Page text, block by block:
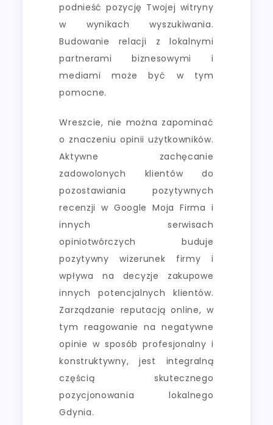
podnieść pozycję Twojej witryny
w wynikach wyszukiwania.
Budowanie relacji z lokalnymi
partnerami biznesowymi i
mediami może być w tym
pomocne.
Wreszcie, nie można zapominać
o znaczeniu opinii użytkowników.
Aktywne zachęcanie
zadowolonych klientów do
pozostawiania pozytywnych
recenzji w Google Moja Firma i
innych serwisach
opiniotwórczych buduje
pozytywny wizerunek firmy i
wpływa na decyzje zakupowe
innych potencjalnych klientów.
Zarządzanie reputacją online, w
tym reagowanie na negatywne
opinie w sposób profesjonalny i
konstruktywny, jest integralną
częścią skutecznego
pozycjonowania lokalnego
Gdynia.